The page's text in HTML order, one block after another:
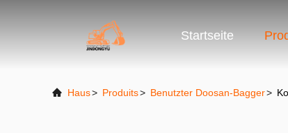
Startseite
Haus> Produits> Benutzter Doosan-Bagger>